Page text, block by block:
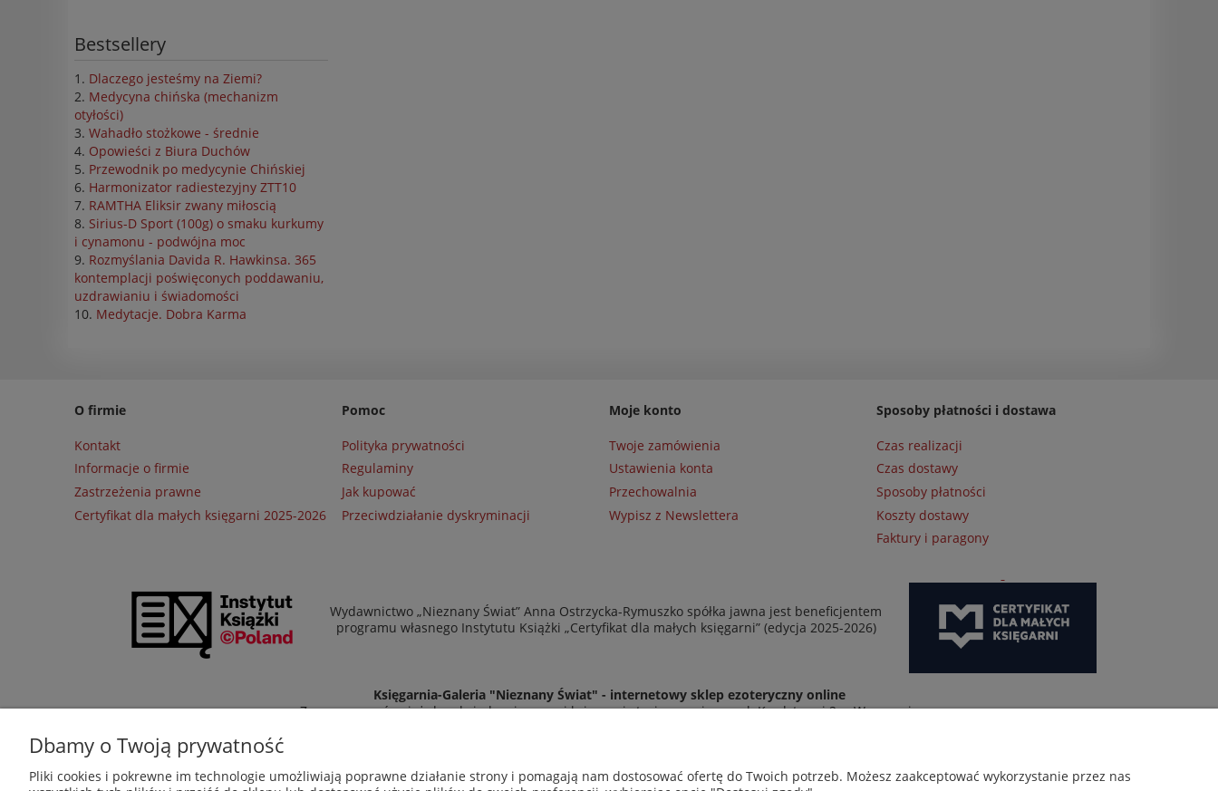
Bestsellery
Dlaczego jesteśmy na Ziemi?
Medycyna chińska (mechanizm
otyłości)
Wahadło stożkowe - średnie
Opowieści z Biura Duchów
Przewodnik po medycynie Chińskiej
Harmonizator radiestezyjny ZTT10
RAMTHA Eliksir zwany miłoscią
Sirius-D Sport (100g) o smaku kurkumy
i cynamonu - podwójna moc
Rozmyślania Davida R. Hawkinsa. 365
kontemplacji poświęconych poddawaniu,
uzdrawianiu i świadomości
Medytacje. Dobra Karma
O firmie
Kontakt
Informacje o firmie
Zastrzeżenia prawne
Certyfikat dla małych księgarni 2025-2026
Pomoc
Polityka prywatności
Regulaminy
Jak kupować
Przeciwdziałanie dyskryminacji
Moje konto
Twoje zamówienia
Ustawienia konta
Przechowalnia
Wypisz z Newslettera
Sposoby płatności i dostawa
Czas realizacji
Czas dostawy
Sposoby płatności
Koszty dostawy
Faktury i paragony
Wydawnictwo „Nieznany Świat” Anna Ostrzycka-Rymuszko spółka jawna jest beneficjentem
programu własnego Instytutu Książki „Certyfikat dla małych księgarni” (edycja 2025-2026)
Księgarnia-Galeria "Nieznany Świat" - internetowy sklep ezoteryczny online
Zapraszamy również do odwiedzenia naszej księgarni stacjonarnej przy ul. Kredytowej 2 w Warszawie
Dbamy o Twoją prywatność
Pliki cookies i pokrewne im technologie umożliwiają poprawne działanie strony i pomagają nam dostosować ofertę do Twoich potrzeb. Możesz zaakceptować wykorzystanie przez nas